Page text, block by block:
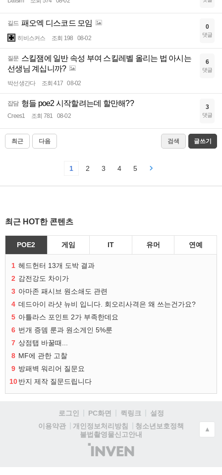
길드 패오엑 디스코드 모임
히비스커스 조회 198 08-02
0
댓글
질문 스킬잼에 일반 속성 부여 스킬레벨 올리는 법 아시는
선생님 계십니까?
박선생간다 조회 417 08-02
6
댓글
잡담 형들 poe2 시작할려는데 할만해??
Crees1 조회 781 08-02
3
댓글
최근 다음 검색 글쓰기
1 2 3 4 5
최근 HOT한 콘텐츠
POE2 게임 IT 유머 연예
1 헤드헌터 13개 도박 결과
2 감전강도 차이가
3 아마존 패시브 원소쇄도 관련
4 데드아이 라샷 뉴비 입니다. 회오리사격은 왜 쓰는건가요?
5 아틀라스 포인트 2가 부족한데요
6 번개 증뎀 룬과 원소게인 5%룬
7 상점탭 바꿀때...
8 MF에 관한 고찰
9 방패벽 워리어 질문요
10반지 제작 질문드립니다
로그인 PC화면 퀵링크
설정
이용약관
개인정보처리방침
청소년보호정책
불법촬영물신고안내
(주)
인
▲